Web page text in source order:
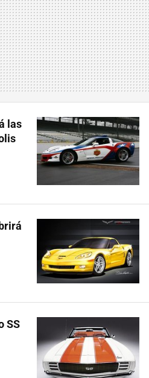
las
SS